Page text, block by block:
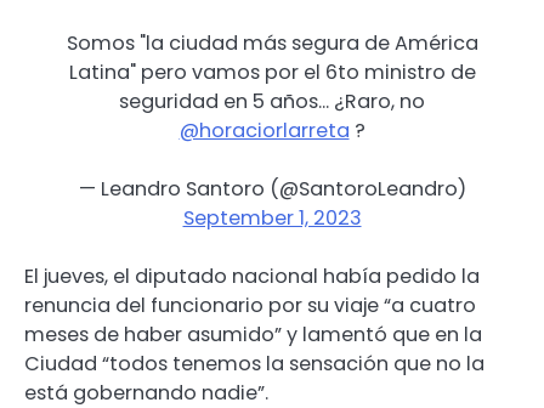
Somos "la ciudad más segura de América
Latina" pero vamos por el 6to ministro de
seguridad en 5 años… ¿Raro, no
@horaciorlarreta ?
— Leandro Santoro (@SantoroLeandro)
September 1, 2023
El jueves, el diputado nacional había pedido la
renuncia del funcionario por su viaje “a cuatro
meses de haber asumido” y lamentó que en la
Ciudad “todos tenemos la sensación que no la
está gobernando nadie”.